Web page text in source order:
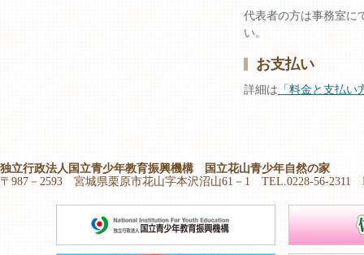
代表者の方は事務室に
い。
お支払い
詳細は 「料金と支払い
独立行政法人国立青少年教育振興機構 国立花山青少年自然の家
〒987－2593 宮城県栗原市花山字本沢沼山61－1 TEL.0228-56-2311